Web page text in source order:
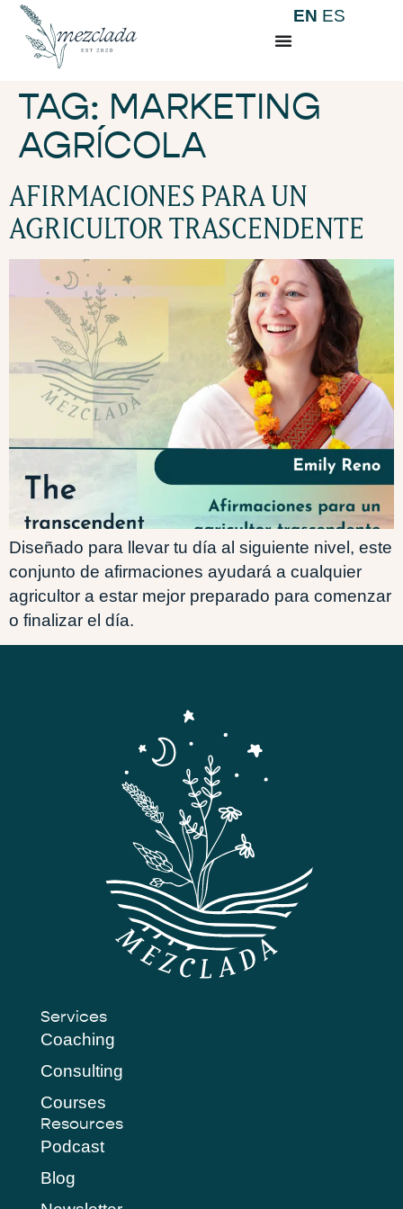
EN ES
TAG: MARKETING
AGRÍCOLA
AFIRMACIONES PARA UN
AGRICULTOR TRASCENDENTE
Diseñado para llevar tu día al siguiente nivel, este
conjunto de afirmaciones ayudará a cualquier
agricultor a estar mejor preparado para comenzar
o finalizar el día.
Services
Coaching
Consulting
Courses
Resources
Podcast
Blog